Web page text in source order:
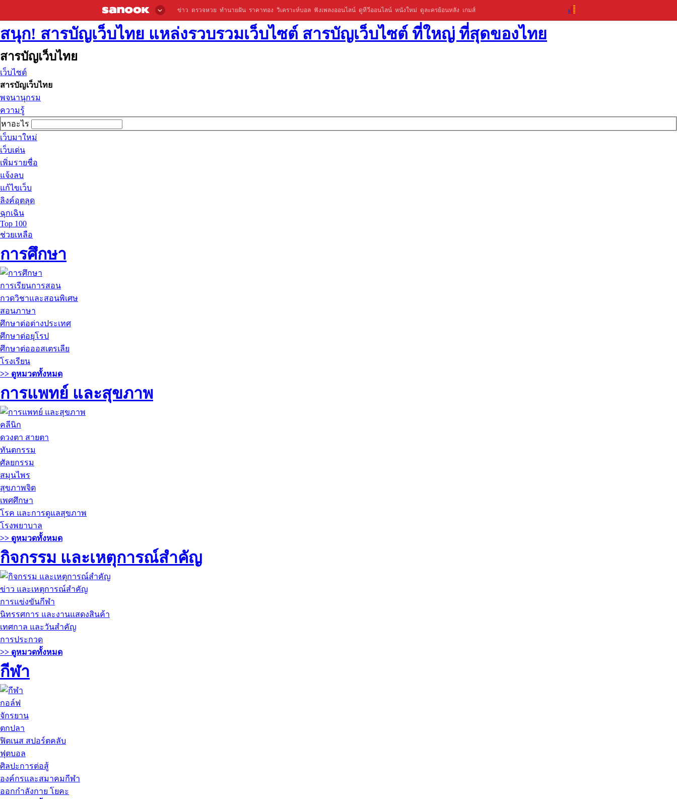
ข่าว ตรวจหวย ทำนายฝัน ราคาทอง วิเคราะห์บอล ฟังเพลงออนไลน์ ดูทีวีออนไลน์ หนังใหม่ ดูละครย้อนหลัง เกมส์
สนุก! สารบัญเว็บไทย แหล่งรวบรวมเว็บไซต์ สารบัญเว็บไซต์ ที่ใหญ่ ที่สุดของไทย
สารบัญเว็บไทย
เว็บไซต์
สารบัญเว็บไทย
พจนานุกรม
ความรู้
หาอะไร
เว็บมาใหม่
เว็บเด่น
เพิ่มรายชื่อ
แจ้งลบ
แก้ไขเว็บ
ลิงค์อุตลุด
ฉุกเฉิน
Top 100
ช่วยเหลือ
การศึกษา
การเรียนการสอน
กวดวิชาและสอนพิเศษ
สอนภาษา
ศึกษาต่อต่างประเทศ
ศึกษาต่อยุโรป
ศึกษาต่อออสเตรเลีย
โรงเรียน
>> ดูหมวดทั้งหมด
การแพทย์ และสุขภาพ
คลีนิก
ดวงตา สายตา
ทันตกรรม
ศัลยกรรม
สมุนไพร
สุขภาพจิต
เพศศึกษา
โรค และการดูแลสุขภาพ
โรงพยาบาล
>> ดูหมวดทั้งหมด
กิจกรรม และเหตุการณ์สำคัญ
ข่าว และเหตุการณ์สำคัญ
การแข่งขันกีฬา
นิทรรศการ และงานแสดงสินค้า
เทศกาล และวันสำคัญ
การประกวด
>> ดูหมวดทั้งหมด
กีฬา
กอล์ฟ
จักรยาน
ตกปลา
ฟิตเนส สปอร์ตคลับ
ฟุตบอล
ศิลปะการต่อสู้
องค์กรและสมาคมกีฬา
ออกกำลังกาย โยคะ